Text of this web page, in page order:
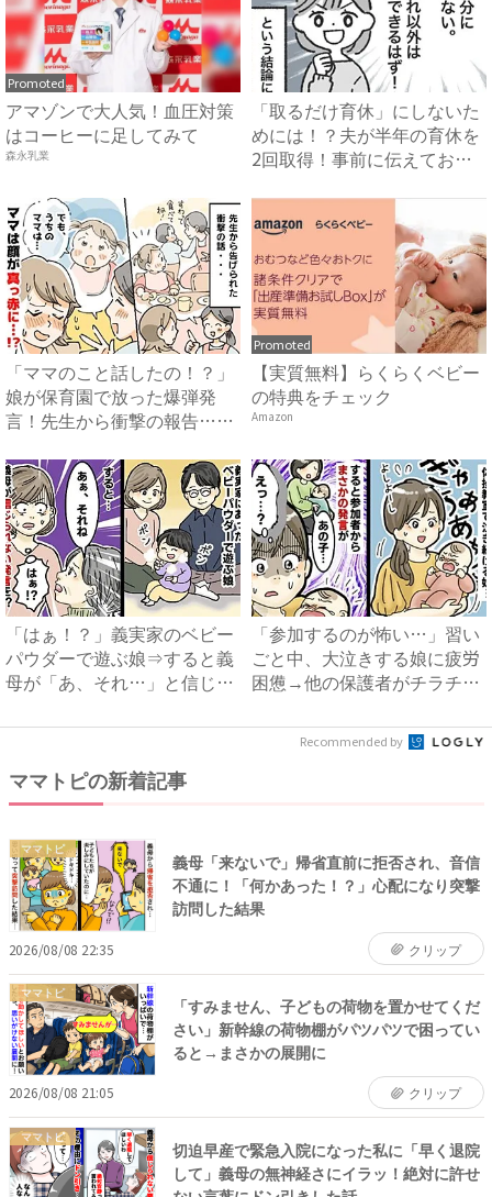
Promoted
アマゾンで大人気！血圧対策
はコーヒーに足してみて
森永乳業
「取るだけ育休」にしないた
めには！？夫が半年の育休を
2回取得！事前に伝えておい
「ママのこと話したの！？」
娘が保育園で放った爆弾発
言！先生から衝撃の報告…穴
Promoted
【実質無料】らくらくベビー
の特典をチェック
Amazon
「はぁ！？」義実家のベビー
パウダーで遊ぶ娘⇒すると義
母が「あ、それ…」と信じら
「参加するのが怖い…」習い
ごと中、大泣きする娘に疲労
困憊→他の保護者がチラチ
Recommended by
ママトピの新着記事
ママトピ
義母「来ないで」帰省直前に拒否され、音信
不通に！「何かあった！？」心配になり突撃
訪問した結果
2026/08/08 22:35 クリップ
ママトピ
「すみません、子どもの荷物を置かせてくだ
さい」新幹線の荷物棚がパツパツで困ってい
ると→まさかの展開に
2026/08/08 21:05 クリップ
ママトピ
切迫早産で緊急入院になった私に「早く退院
して」義母の無神経さにイラッ！絶対に許せ